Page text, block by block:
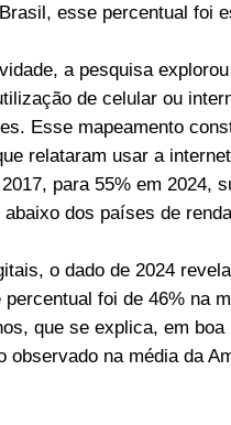
esse percentual foi
a pesquisa
de celular ou
Esse mapeamento
relataram usar a
para 55% em 2024,
dos países de
o dado de 2024
foi de 46% na
que se explica, em
na média da